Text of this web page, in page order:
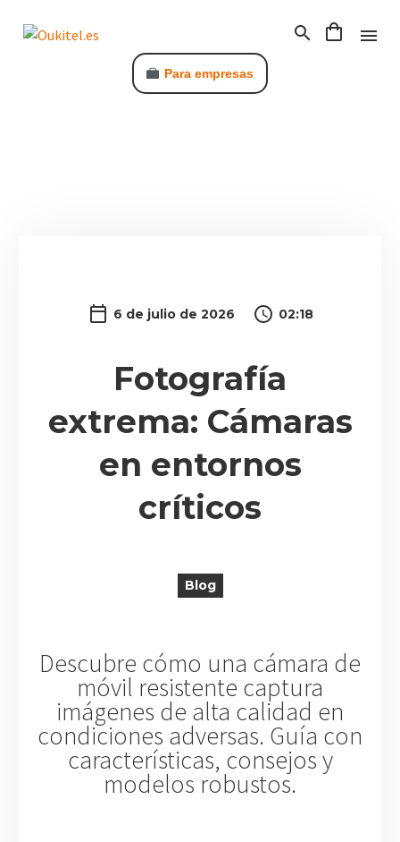
Para empresas
6 de julio de 2026 02:18
Fotografía
extrema: Cámaras
en entornos
críticos
Blog
Descubre cómo una cámara de
móvil resistente captura
imágenes de alta calidad en
condiciones adversas. Guía con
características, consejos y
modelos robustos.